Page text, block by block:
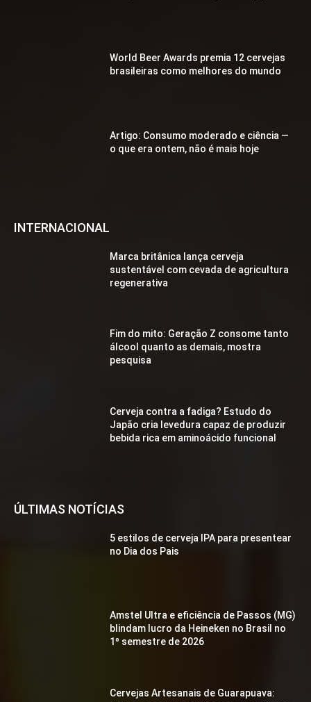
World Beer Awards premia 12 cervejas
brasileiras como melhores do mundo
Artigo: Consumo moderado e ciência —
o que era ontem, não é mais hoje
INTERNACIONAL
Marca britânica lança cerveja
sustentável com cevada de agricultura
regenerativa
Fim do mito: Geração Z consome tanto
álcool quanto as demais, mostra
pesquisa
Cerveja contra a fadiga? Estudo do
Japão cria levedura capaz de produzir
bebida rica em aminoácido funcional
ÚLTIMAS NOTÍCIAS
5 estilos de cerveja IPA para presentear
no Dia dos Pais
Amstel Ultra e eficiência de Passos (MG)
blindam lucro da Heineken no Brasil no
1º semestre de 2026
Cervejas Artesanais de Guarapuava: